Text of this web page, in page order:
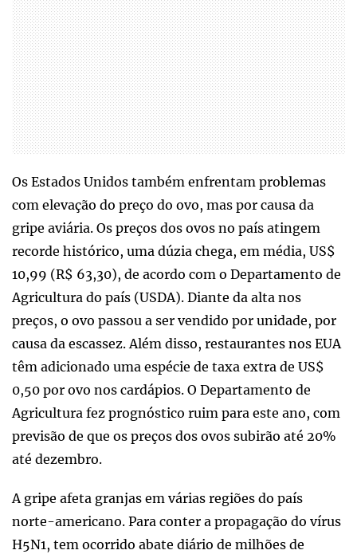
Os Estados Unidos também enfrentam problemas
com elevação do preço do ovo, mas por causa da
gripe aviária. Os preços dos ovos no país atingem
recorde histórico, uma dúzia chega, em média, US$
10,99 (R$ 63,30), de acordo com o Departamento de
Agricultura do país (USDA). Diante da alta nos
preços, o ovo passou a ser vendido por unidade, por
causa da escassez. Além disso, restaurantes nos EUA
têm adicionado uma espécie de taxa extra de US$
0,50 por ovo nos cardápios. O Departamento de
Agricultura fez prognóstico ruim para este ano, com
previsão de que os preços dos ovos subirão até 20%
até dezembro.
A gripe afeta granjas em várias regiões do país
norte-americano. Para conter a propagação do vírus
H5N1, tem ocorrido abate diário de milhões de